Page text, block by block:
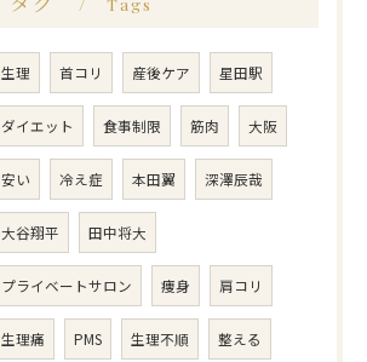
生理 首コリ 産後ケア 星田駅
ダイエット 食事制限 筋肉 大阪
安い 冷え症 本田翼 深澤辰哉
大谷翔平 田中将大
プライベートサロン 痩身 肩コリ
生理痛 PMS 生理不順 整える